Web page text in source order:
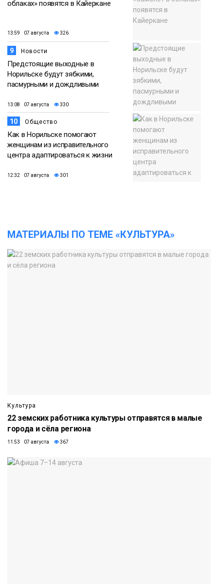
облаках» появятся в Кайеркане
13:59 07 августа 326
9 Новости
Предстоящие выходные в
Норильске будут зябкими,
пасмурными и дождливыми
13:08 07 августа 330
10 Общество
Как в Норильске помогают
женщинам из исправительного
центра адаптироваться к жизни
12:32 07 августа 301
МАТЕРИАЛЫ ПО ТЕМЕ «КУЛЬТУРА»
Культура
22 земских работника культуры отправятся в малые
города и сёла региона
11:53 07 августа 367